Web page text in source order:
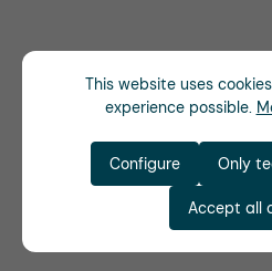
This website uses
experience possible.
Only
Configure
Accept all